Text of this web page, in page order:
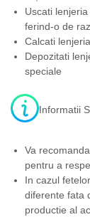
Uscati
ferind-o de
Calcati
Depozitati
speciale
Informatii
Va
pentru a
In cazul
diferente fata
productie al